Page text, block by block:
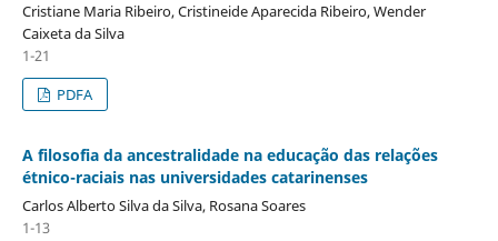
Cristiane Maria Ribeiro, Cristineide Aparecida Ribeiro, Wender
Caixeta da Silva
1-21
PDFA
A filosofia da ancestralidade na educação das relações
étnico-raciais nas universidades catarinenses
Carlos Alberto Silva da Silva, Rosana Soares
1-13